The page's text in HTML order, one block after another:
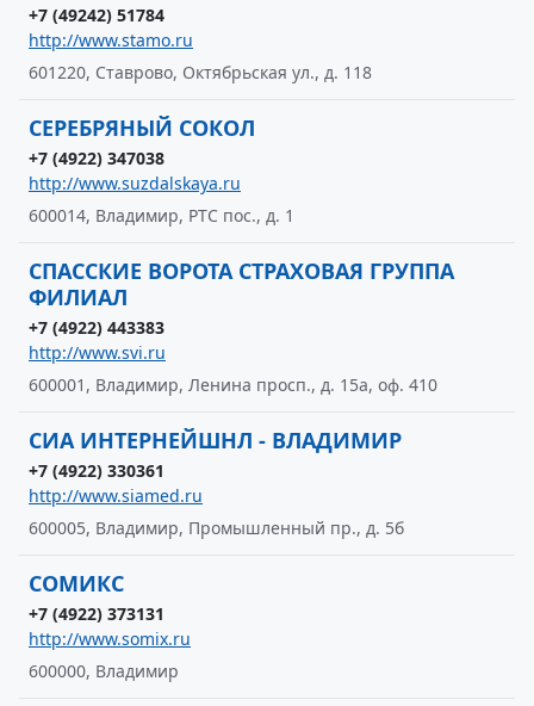
+7 (49242) 51784
http://www.stamo.ru
601220, Ставрово, Октябрьская ул., д. 118
СЕРЕБРЯНЫЙ СОКОЛ
+7 (4922) 347038
http://www.suzdalskaya.ru
600014, Владимир, РТС пос., д. 1
СПАССКИЕ ВОРОТА СТРАХОВАЯ ГРУППА
ФИЛИАЛ
+7 (4922) 443383
http://www.svi.ru
600001, Владимир, Ленина просп., д. 15а, оф. 410
СИА ИНТЕРНЕЙШНЛ - ВЛАДИМИР
+7 (4922) 330361
http://www.siamed.ru
600005, Владимир, Промышленный пр., д. 5б
СОМИКС
+7 (4922) 373131
http://www.somix.ru
600000, Владимир